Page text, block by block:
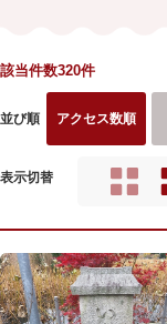
該当件数320件
並び順 アクセス数順
表示切替